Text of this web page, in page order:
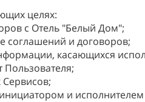
целях:
с Отель "Белый Дом";
соглашений и договоров;
касающихся
Пользователя;
и исполнителем